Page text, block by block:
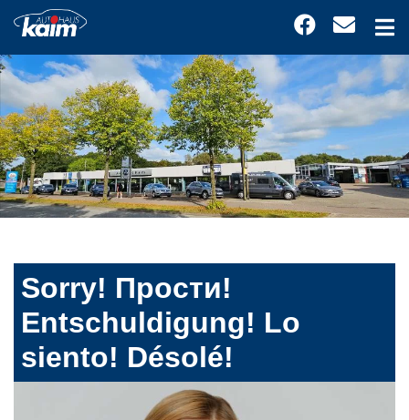
Sorry! Прости!
Entschuldigung! Lo
siento! Désolé!